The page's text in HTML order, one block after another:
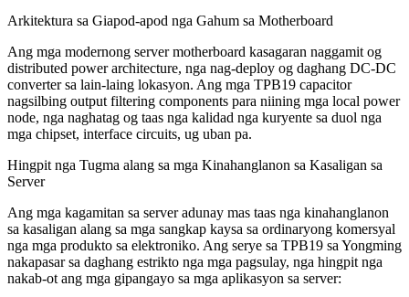
Arkitektura sa Giapod-apod nga Gahum sa Motherboard
Ang mga modernong server motherboard kasagaran naggamit og
distributed power architecture, nga nag-deploy og daghang DC-DC
converter sa lain-laing lokasyon. Ang mga TPB19 capacitor
nagsilbing output filtering components para niining mga local power
node, nga naghatag og taas nga kalidad nga kuryente sa duol nga
mga chipset, interface circuits, ug uban pa.
Hingpit nga Tugma alang sa mga Kinahanglanon sa Kasaligan sa
Server
Ang mga kagamitan sa server adunay mas taas nga kinahanglanon
sa kasaligan alang sa mga sangkap kaysa sa ordinaryong komersyal
nga mga produkto sa elektroniko. Ang serye sa TPB19 sa Yongming
nakapasar sa daghang estrikto nga mga pagsulay, nga hingpit nga
nakab-ot ang mga gipangayo sa mga aplikasyon sa server: